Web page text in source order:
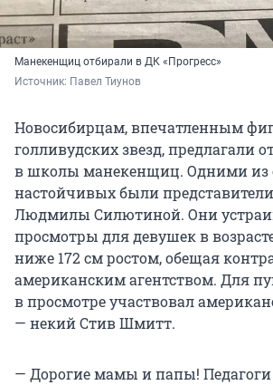
Манекенщиц отбирали в ДК «Прогресс»
Источник: Павел Тиунов
Новосибирцам, впечатленным
голливудских звезд, предлагали
в школы манекенщиц. Одними из
настойчивых были
Людмилы Силютиной. Они
просмотры для девушек в
ниже 172 см ростом, обещая
американским агентством. Для
в просмотре участвовал
— некий Стив Шмитт.
— Дорогие мамы и папы!